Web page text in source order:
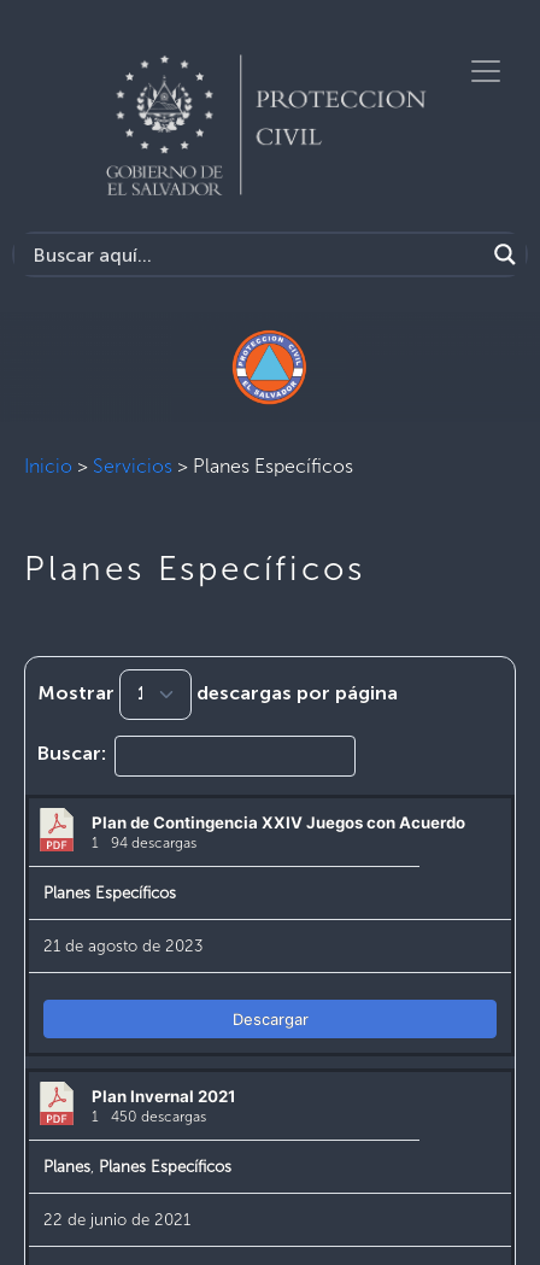
Inicio > Servicios > Planes Específicos
Planes Específicos
Mostrar descargas por página
Buscar:
Plan de Contingencia XXIV Juegos con Acuerdo
1 94 descargas
Planes Específicos
21 de agosto de 2023
Descargar
Plan Invernal 2021
1 450 descargas
Planes Planes Específicos
22 de junio de 2021